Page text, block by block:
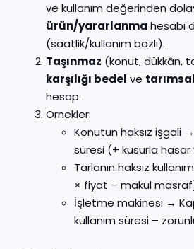
ve kullanım değerinden
ürün/yararlanma hesabı
(saatlik/kullanım bazlı).
Taşınmaz (konut, dükkân,
karşılığı bedel ve
hesap.
Örnekler:
Konutun haksız işgali
süresi (+ kusurla hasar
Tarlanın haksız
× fiyat – makul
İşletme makinesi →
kullanım süresi –